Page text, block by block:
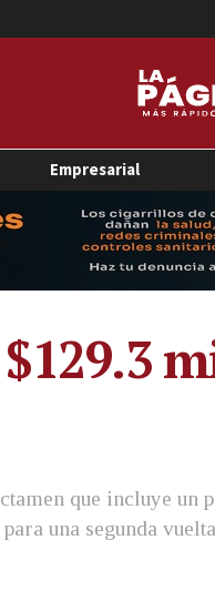
Empresarial
que incluye
una segunda